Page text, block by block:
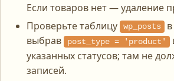
Если товаров нет — удаление
Проверьте таблицу
wp_posts в
выбрав
post_type = 'product'
указанных статусов; там не
записей.